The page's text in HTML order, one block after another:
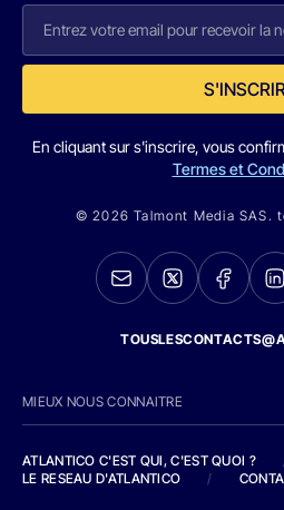
En cliquant sur s'inscrire, vous
Termes et
© 2026 Talmont Media SAS.
MIEUX NOUS CONNAITRE
ATLANTICO C'EST QUI, C'EST QUOI ?
LE RESEAU D'ATLANTICO
/